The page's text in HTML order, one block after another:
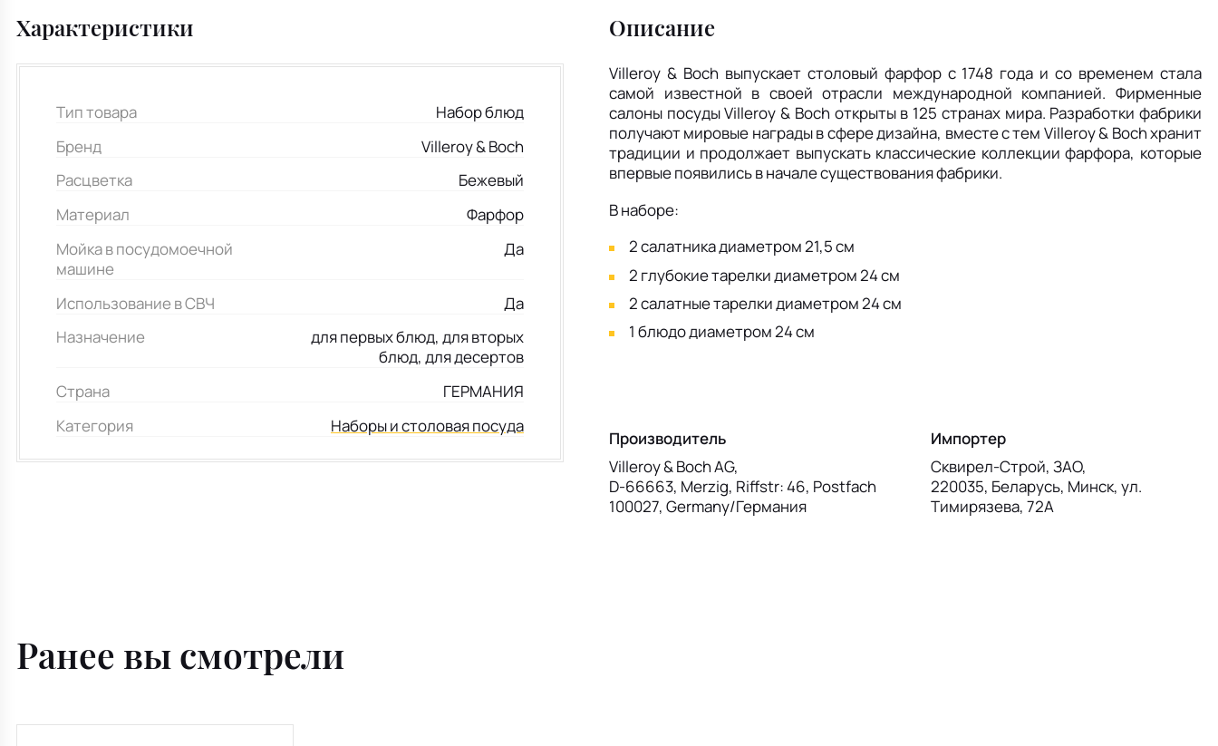
Характеристики
Тип товара
Набор блюд
Бренд
Villeroy & Boch
Расцветка
Бежевый
Материал
Фарфор
Мойка в посудомоечной
машине
Да
Использование в СВЧ
Да
Назначение
для первых блюд, для вторых
блюд, для десертов
Страна
ГЕРМАНИЯ
Категория
Наборы и столовая посуда
Описание
Villeroy & Boch выпускает столовый фарфор с 1748 года и со временем стала
самой известной в своей отрасли международной компанией. Фирменные
салоны посуды Villeroy & Boch открыты в 125 странах мира. Разработки фабрики
получают мировые награды в сфере дизайна, вместе с тем Villeroy & Boch хранит
традиции и продолжает выпускать классические коллекции фарфора, которые
впервые появились в начале существования фабрики.
В наборе:
2 салатника диаметром 21,5 см
2 глубокие тарелки диаметром 24 см
2 салатные тарелки диаметром 24 см
1 блюдо диаметром 24 см
Производитель
Villeroy & Boch AG,
D-66663, Merzig, Riffstr: 46, Postfach
100027, Germany/Германия
Импортер
Сквирел-Строй, ЗАО,
220035, Беларусь, Минск, ул.
Тимирязева, 72А
Ранее вы смотрели